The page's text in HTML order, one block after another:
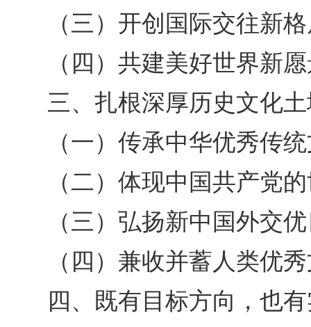
（三）开创国际交往新
（四）共建美好世界新
三、扎根深厚历史文化
（一）传承中华优秀传
（二）体现中国共产党
（三）弘扬新中国外交
（四）兼收并蓄人类优
四、既有目标方向，也